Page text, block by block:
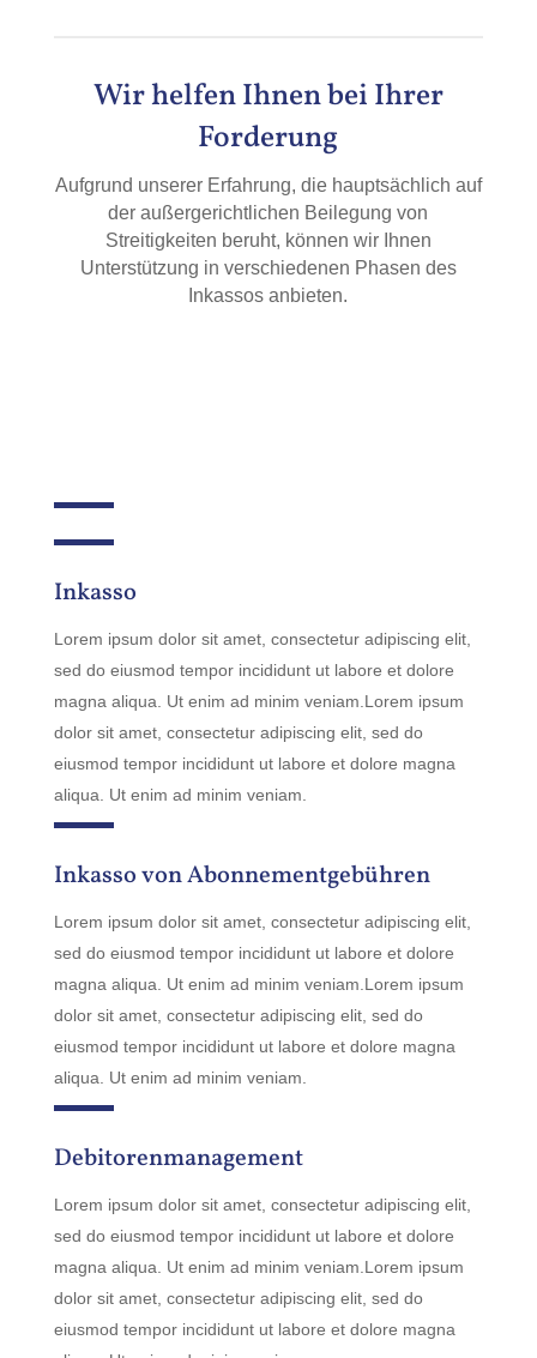
Wir helfen Ihnen bei Ihrer
Forderung
Aufgrund unserer Erfahrung, die hauptsächlich auf
der außergerichtlichen Beilegung von
Streitigkeiten beruht, können wir Ihnen
Unterstützung in verschiedenen Phasen des
Inkassos anbieten.
Inkasso
Lorem ipsum dolor sit amet, consectetur adipiscing elit,
sed do eiusmod tempor incididunt ut labore et dolore
magna aliqua. Ut enim ad minim veniam.Lorem ipsum
dolor sit amet, consectetur adipiscing elit, sed do
eiusmod tempor incididunt ut labore et dolore magna
aliqua. Ut enim ad minim veniam.
Inkasso von Abonnementgebühren
Lorem ipsum dolor sit amet, consectetur adipiscing elit,
sed do eiusmod tempor incididunt ut labore et dolore
magna aliqua. Ut enim ad minim veniam.Lorem ipsum
dolor sit amet, consectetur adipiscing elit, sed do
eiusmod tempor incididunt ut labore et dolore magna
aliqua. Ut enim ad minim veniam.
Debitorenmanagement
Lorem ipsum dolor sit amet, consectetur adipiscing elit,
sed do eiusmod tempor incididunt ut labore et dolore
magna aliqua. Ut enim ad minim veniam.Lorem ipsum
dolor sit amet, consectetur adipiscing elit, sed do
eiusmod tempor incididunt ut labore et dolore magna